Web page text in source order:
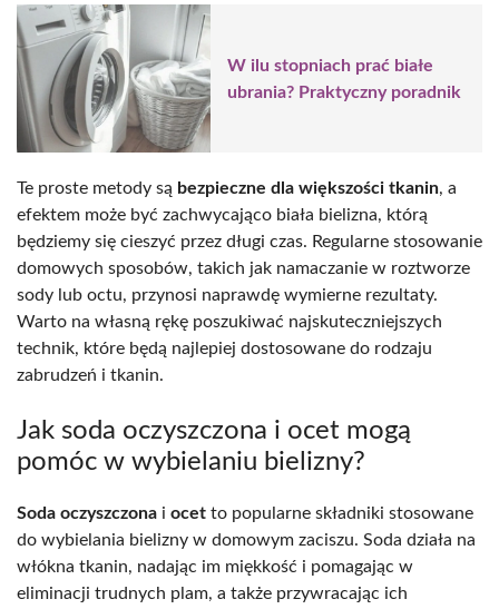
W ilu stopniach prać białe
ubrania? Praktyczny poradnik
Te proste metody są bezpieczne dla większości tkanin, a
efektem może być zachwycająco biała bielizna, którą
będziemy się cieszyć przez długi czas. Regularne stosowanie
domowych sposobów, takich jak namaczanie w roztworze
sody lub octu, przynosi naprawdę wymierne rezultaty.
Warto na własną rękę poszukiwać najskuteczniejszych
technik, które będą najlepiej dostosowane do rodzaju
zabrudzeń i tkanin.
Jak soda oczyszczona i ocet mogą
pomóc w wybielaniu bielizny?
Soda oczyszczona i ocet to popularne składniki stosowane
do wybielania bielizny w domowym zaciszu. Soda działa na
włókna tkanin, nadając im miękkość i pomagając w
eliminacji trudnych plam, a także przywracając ich